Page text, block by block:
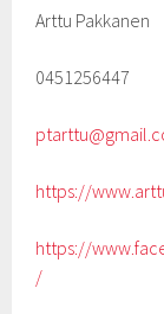
Arttu Pakkanen
0451256447
https://
https://
/